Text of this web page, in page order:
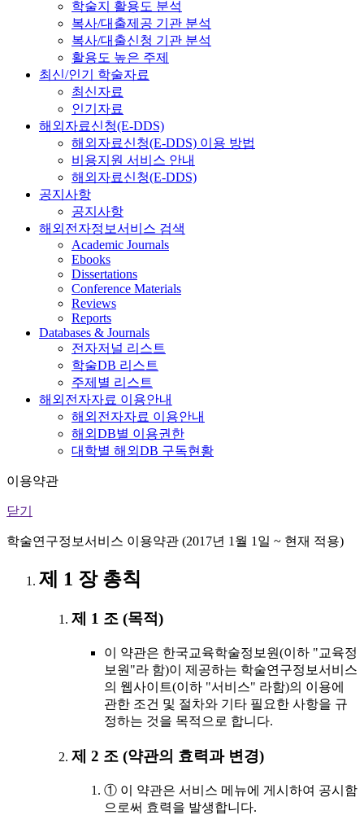
학술지 활용도 분석
복사/대출제공 기관 분석
복사/대출신청 기관 분석
활용도 높은 주제
최신/인기 학술자료
최신자료
인기자료
해외자료신청(E-DDS)
해외자료신청(E-DDS) 이용 방법
비용지원 서비스 안내
해외자료신청(E-DDS)
공지사항
공지사항
해외전자정보서비스 검색
Academic Journals
Ebooks
Dissertations
Conference Materials
Reviews
Reports
Databases & Journals
전자저널 리스트
학술DB 리스트
주제별 리스트
해외전자자료 이용안내
해외전자자료 이용안내
해외DB별 이용권한
대학별 해외DB 구독현황
이용약관
닫기
학술연구정보서비스 이용약관 (2017년 1월 1일 ~ 현재 적용)
제 1 장 총칙
제 1 조 (목적)
이 약관은 한국교육학술정보원(이하 "교육정
보원"라 함)이 제공하는 학술연구정보서비스
의 웹사이트(이하 "서비스" 라함)의 이용에
관한 조건 및 절차와 기타 필요한 사항을 규
정하는 것을 목적으로 합니다.
제 2 조 (약관의 효력과 변경)
① 이 약관은 서비스 메뉴에 게시하여 공시함
으로써 효력을 발생합니다.